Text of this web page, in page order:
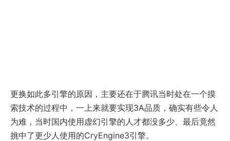
更换如此多引擎的原因，主要还在于腾讯当时处在一个摸
索技术的过程中，一上来就要实现3A品质，确实有些令人
为难，当时国内使用虚幻引擎的人才都没多少、最后竟然
挑中了更少人使用的CryEngine3引擎。